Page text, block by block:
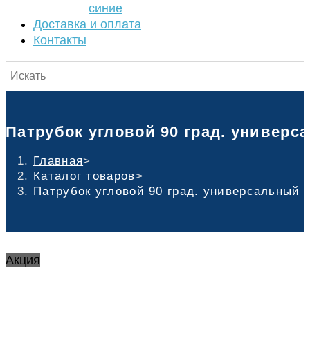
синие
Доставка и оплата
Контакты
Патрубок угловой 90 град.
Главная>
Каталог товаров>
Патрубок угловой 90 град. универсальный
Акция